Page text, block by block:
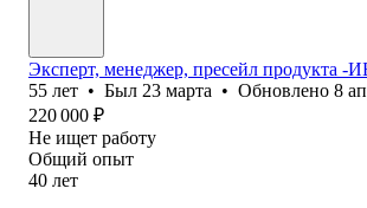
Эксперт, менеджер, пресейл продукта
55 лет • Был 23 марта • Обновлено 8
220 000 ₽
Не ищет работу
Общий опыт
40 лет